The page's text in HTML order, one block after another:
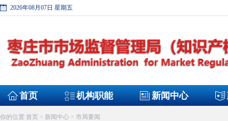
2026年08月07日 星期五
首页 机构职能 新闻中心
你的位置:首页 > 新闻中心 > 市局要闻